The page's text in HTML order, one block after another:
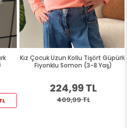
Kız Çocuk Uzun Kollu Tişört Güpürlü
Fiyonklu Somon (3-8 Yaş)
224,99 TL
409,99 TL